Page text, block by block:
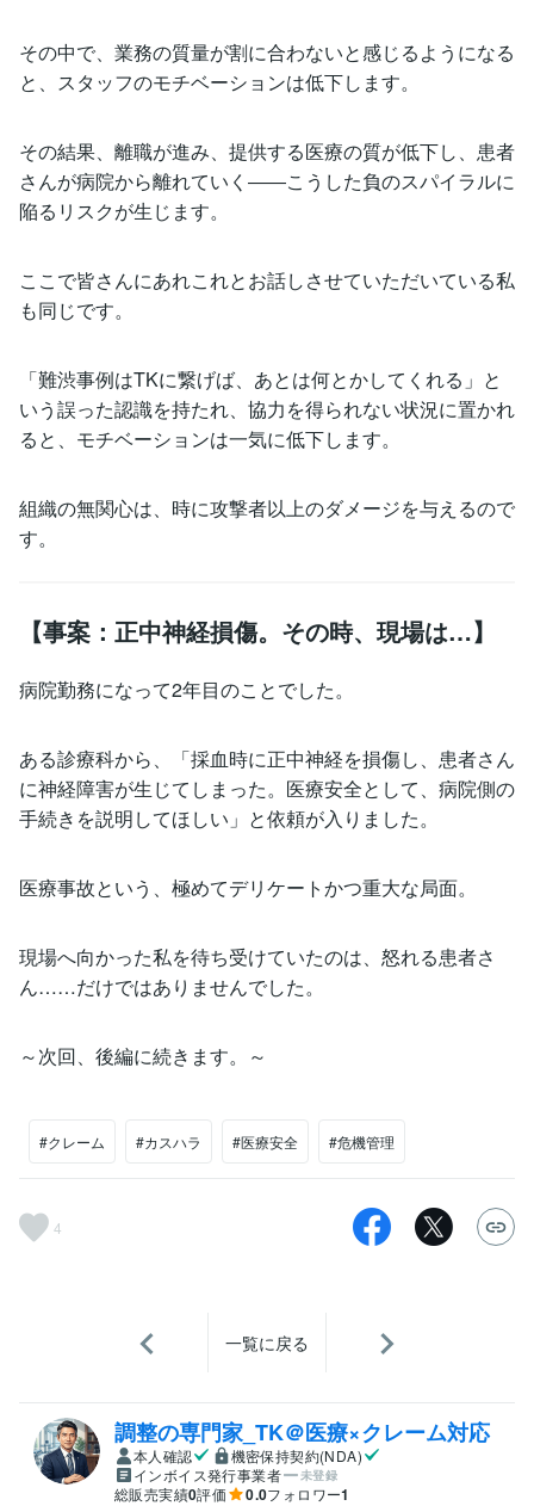
その中で、業務の質量が割に合わないと感じるようになる
と、スタッフのモチベーションは低下します。
その結果、離職が進み、提供する医療の質が低下し、患者
さんが病院から離れていく――こうした負のスパイラルに
陥るリスクが生じます。
ここで皆さんにあれこれとお話しさせていただいている私
も同じです。
「難渋事例はTKに繋げば、あとは何とかしてくれる」と
いう誤った認識を持たれ、協力を得られない状況に置かれ
ると、モチベーションは一気に低下します。
組織の無関心は、時に攻撃者以上のダメージを与えるので
す。
【事案：正中神経損傷。その時、現場は…】
病院勤務になって2年目のことでした。
ある診療科から、「採血時に正中神経を損傷し、患者さん
に神経障害が生じてしまった。医療安全として、病院側の
手続きを説明してほしい」と依頼が入りました。
医療事故という、極めてデリケートかつ重大な局面。
現場へ向かった私を待ち受けていたのは、怒れる患者さ
ん……だけではありませんでした。
～次回、後編に続きます。～
#クレーム #カスハラ #医療安全 #危機管理
4
一覧に戻る
調整の専門家_TK＠医療×クレーム対応
本人確認
機密保持契約(NDA)
インボイス発行事業者
未登録
総販売実績0評価 0.0フォロワー1